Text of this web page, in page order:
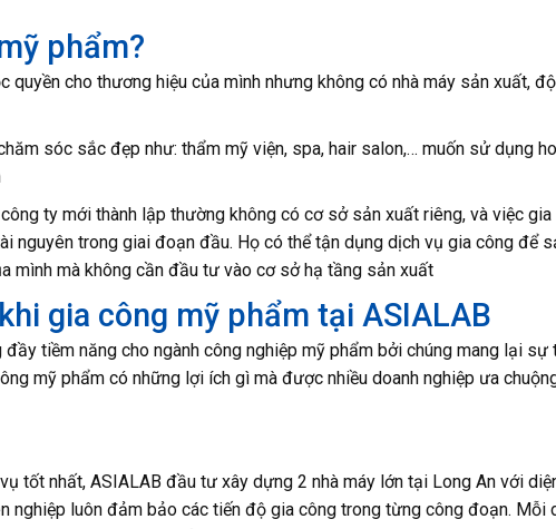
phẩm?
quyền cho thương hiệu của mình nhưng không có nhà máy sản xuất,
sóc sắc đẹp như: thẩm mỹ viện, spa, hair salon,… muốn sử dụng
ty mới thành lập thường không có cơ sở sản xuất riêng, và việc gia
nguyên trong giai đoạn đầu. Họ có thể tận dụng dịch vụ gia công để
mình mà không cần đầu tư vào cơ sở hạ tầng sản xuất
gia công mỹ phẩm tại ASIALAB
tiềm năng cho ngành công nghiệp mỹ phẩm bởi chúng mang lại sự
mỹ phẩm có những lợi ích gì mà được nhiều doanh nghiệp ưa
tốt nhất, ASIALAB đầu tư xây dựng 2 nhà máy lớn tại Long An với
nghiệp luôn đảm bảo các tiến độ gia công trong từng công đoạn. Mỗi